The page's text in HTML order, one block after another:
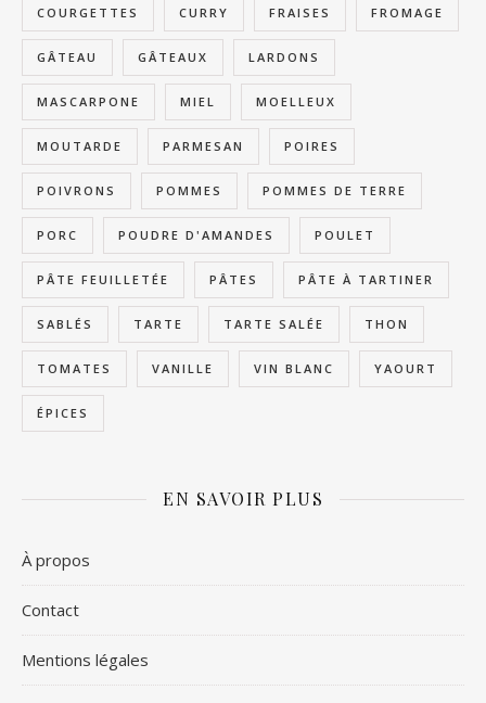
COURGETTES CURRY FRAISES FROMAGE
GÂTEAU GÂTEAUX LARDONS
MASCARPONE MIEL MOELLEUX
MOUTARDE PARMESAN POIRES
POIVRONS POMMES POMMES DE TERRE
PORC POUDRE D'AMANDES POULET
PÂTE FEUILLETÉE PÂTES PÂTE À TARTINER
SABLÉS TARTE TARTE SALÉE THON
TOMATES VANILLE VIN BLANC YAOURT
ÉPICES
EN SAVOIR PLUS
À propos
Contact
Mentions légales